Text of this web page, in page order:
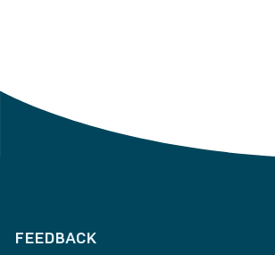
FEEDBACK